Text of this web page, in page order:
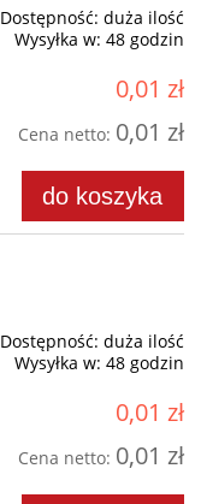
Dostępność: duża ilość
Wysyłka w: 48 godzin
0,01 zł
Cena netto: 0,01 zł
do koszyka
Dostępność: duża ilość
Wysyłka w: 48 godzin
0,01 zł
Cena netto: 0,01 zł